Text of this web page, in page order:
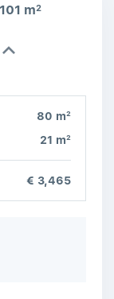
101 m2
80 m2
21 m2
€ 3,465